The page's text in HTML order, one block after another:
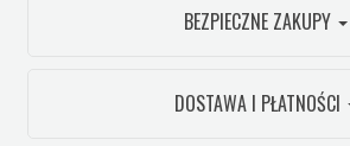
BEZPIECZNE ZAKUPY
DOSTAWA I PŁATNOŚCI